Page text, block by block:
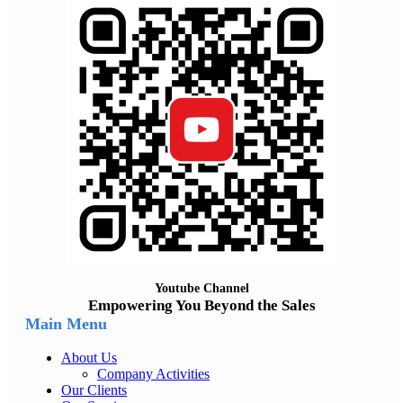
Youtube Channel
Empowering You Beyond the Sales
Main Menu
About Us
Company Activities
Our Clients